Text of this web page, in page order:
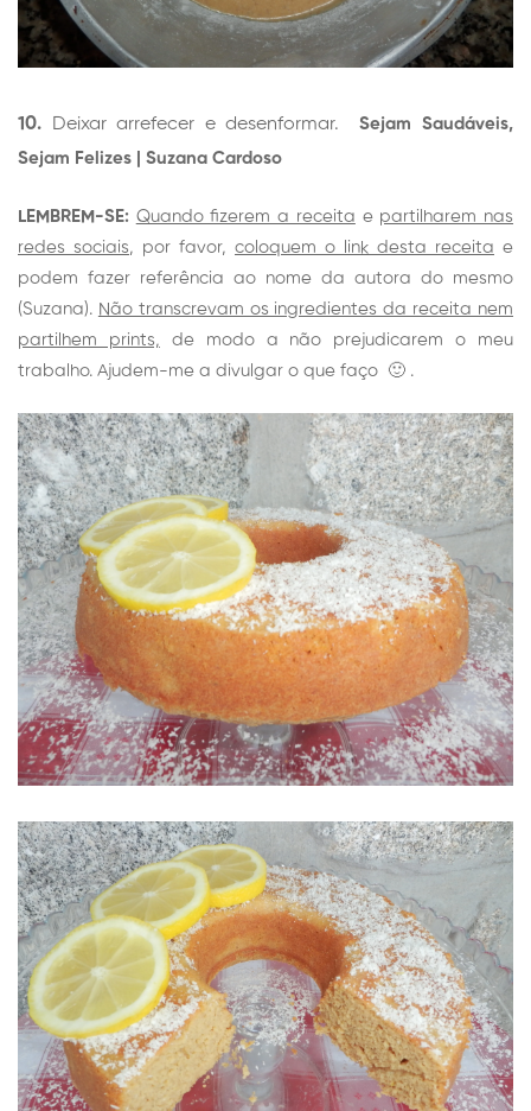
10. Deixar arrefecer e desenformar.Sejam Saudáveis,
Sejam Felizes | Suzana Cardoso
LEMBREM-SE: Quando fizerem a receita e partilharem nas
redes sociais, por favor, coloquem o link desta receita e
podem fazer referência ao nome da autora do mesmo
(Suzana). Não transcrevam os ingredientes da receita nem
partilhem prints, de modo a não prejudicarem o meu
trabalho. Ajudem-me a divulgar o que faço 🙂 .